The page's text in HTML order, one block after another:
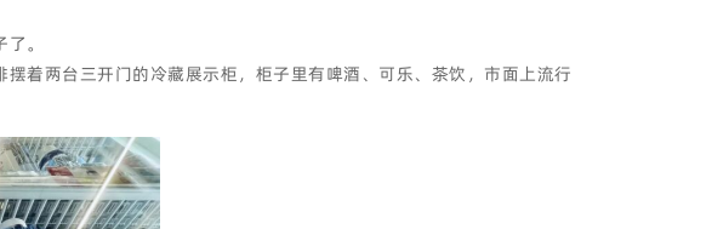
。
着两台三开门的冷藏展示柜，柜子里有啤酒、可乐、茶饮，市面上流行